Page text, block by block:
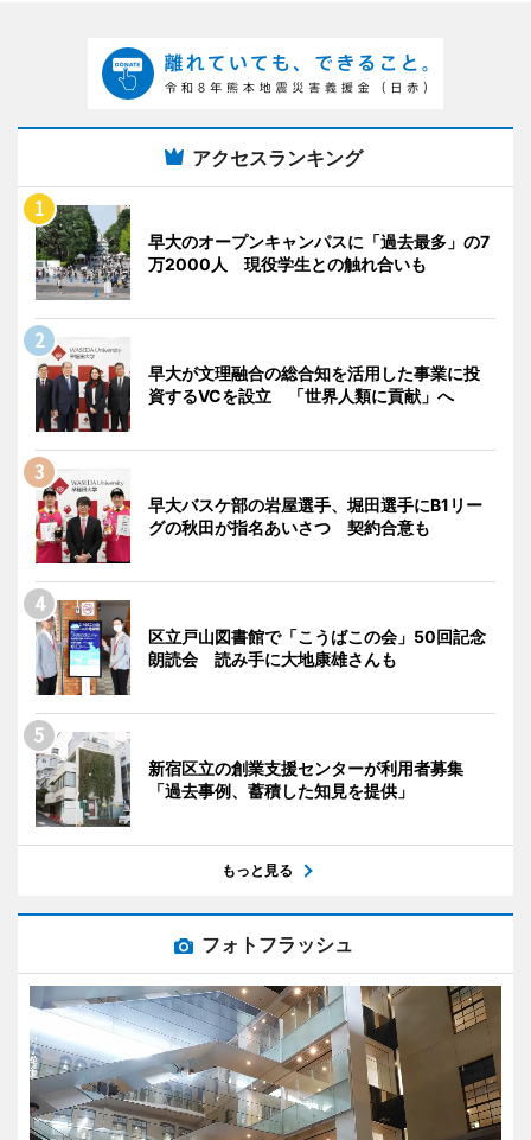
アクセスランキング
早大のオープンキャンパスに「過去最多」の7
万2000人 現役学生との触れ合いも
早大が文理融合の総合知を活用した事業に投
資するVCを設立 「世界人類に貢献」へ
早大バスケ部の岩屋選手、堀田選手にB1リー
グの秋田が指名あいさつ 契約合意も
区立戸山図書館で「こうばこの会」50回記念
朗読会 読み手に大地康雄さんも
新宿区立の創業支援センターが利用者募集
「過去事例、蓄積した知見を提供」
もっと見る
フォトフラッシュ